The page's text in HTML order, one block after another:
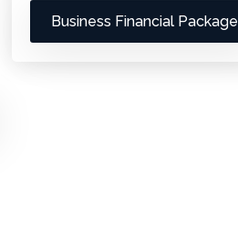
Business Financial Package